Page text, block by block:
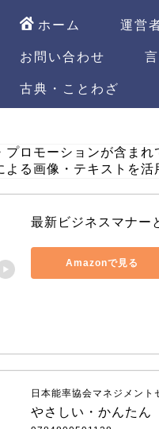
ホーム 運営
お問い合わせ
古典・ことわざ
ロモーションが含まれ
る画像・テキストを活
最新ビジネスマナー
Amazonで見る
日本能率協会マネジメント
やさしい・かんたん